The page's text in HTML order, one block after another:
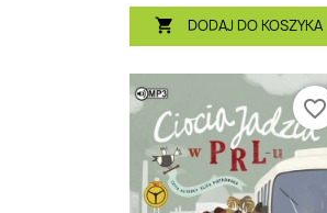
 DODAJ DO KOSZYKA
favorite_border